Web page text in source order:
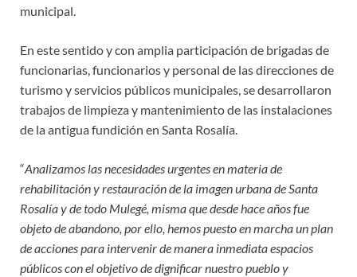
municipal.
En este sentido y con amplia participación de brigadas de
funcionarias, funcionarios y personal de las direcciones de
turismo y servicios públicos municipales, se desarrollaron
trabajos de limpieza y mantenimiento de las instalaciones
de la antigua fundición en Santa Rosalía.
“Analizamos las necesidades urgentes en materia de
rehabilitación y restauración de la imagen urbana de Santa
Rosalía y de todo Mulegé, misma que desde hace años fue
objeto de abandono, por ello, hemos puesto en marcha un plan
de acciones para intervenir de manera inmediata espacios
públicos con el objetivo de dignificar nuestro pueblo y